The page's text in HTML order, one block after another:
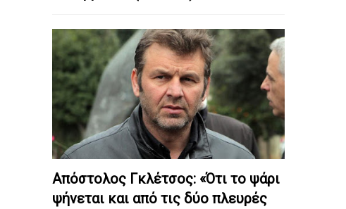
Απόστολος Γκλέτσος: «Ότι το ψάρι
ψήνεται και από τις δύο πλευρές